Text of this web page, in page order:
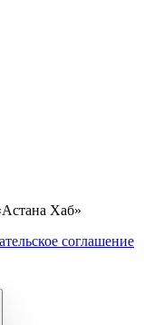
Хаб»
соглашение